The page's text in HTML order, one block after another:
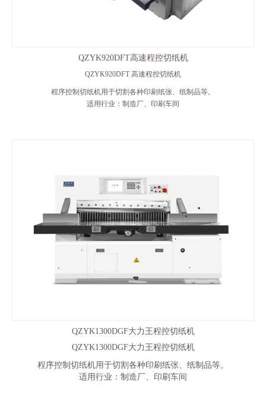
QZYK920DFT高速程控切纸机
QZYK920DFT 高速程控切纸机
程序控制切纸机用于切割各种印刷纸张、纸制品等。
适用行业：制造厂、印刷车间
QZYK1300DGF大力王程控切纸机
QZYK1300DGF大力王程控切纸机
程序控制切纸机用于切割各种印刷纸张、纸制品等。
适用行业：制造厂、印刷车间